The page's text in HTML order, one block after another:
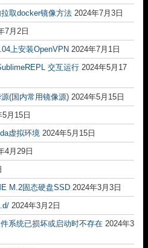
取docker镜像方法 2024年7月3日
7月2日
上安装OpenVPN 2024年7月1日
交互运行 2024年5月17
(国内常用镜像源) 2024年5月15日
月15日
虚拟环境 2024年5月15日
4月29日
M.2固态硬盘SSD 2024年3月3日
2024年3月2日
系统已损坏或启动时不存在 2024年3